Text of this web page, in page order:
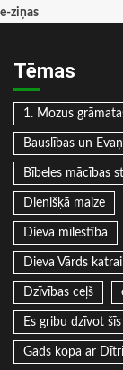
e-ziņas
Tēmas
1. Mozus
Bauslības un
Bībeles mācības
Dienišķā maize
Dieva mīlestība
Dieva Vārds
Dzīvības ceļš
Es gribu dzīvot
Gads kopa ar